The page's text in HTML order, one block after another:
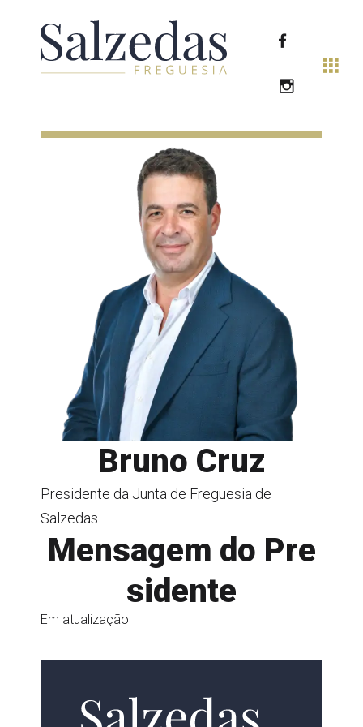
Bruno Cruz
Presidente da Junta de Freguesia de
Salzedas
Mensagem do Pre
sidente
Em atualização